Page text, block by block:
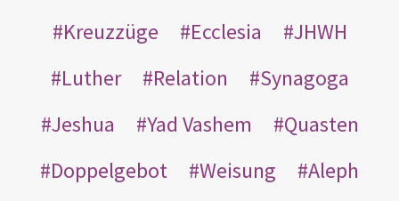
Kreuzzüge
Ecclesia
JHWH
Luther
Relation
Synagoga
Jeshua
Yad Vashem
Quasten
Doppelgebot
Weisung
Aleph